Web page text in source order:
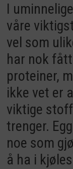
I
våre
vel som
har nok
proteiner,
ikke vet er
viktige
trenger.
noe som
å ha i